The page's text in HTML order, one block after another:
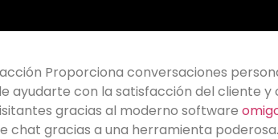
Proporciona conversaciones
ayudarte con la satisfacción del cliente
gracias al moderno software
chat gracias a una herramienta poderosa.